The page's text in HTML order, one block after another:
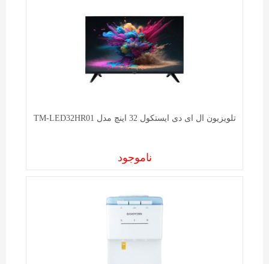
تلویزیون ال ای دی ایستکول 32 اینچ مدل TM-LED32HR01
ناموجود